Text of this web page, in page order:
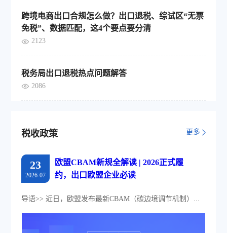
跨境电商出口合规怎么做？出口退税、综试区“无票
免税”、数据匹配，这4个要点要分清
2123
税务局出口退税热点问题解答
2086
税收政策 更多
23
2026-07
欧盟CBAM新规全解读 | 2026正式履
约，出口欧盟企业必读
导语>> 近日，欧盟发布最新CBAM（碳边境调节机制）...